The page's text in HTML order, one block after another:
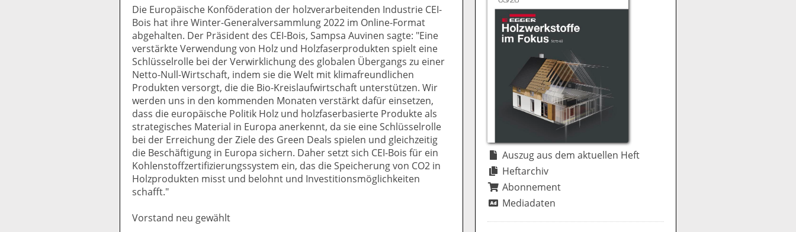
uf
F
ac
e
b
o
o
k
te
il
e
n
wi
tt
er
n
uf
Li
n
k
e
n
te
il
e
n
er
m
ai
l
er
se
n
d
e
n
ru
Die Europäische Konföderation der holzverarbeitenden Industrie CEI-
Bois hat ihre Winter-Generalversammlung 2022 im Online-Format
abgehalten. Der Präsident des CEI-Bois, Sampsa Auvinen sagte: "Eine
verstärkte Verwendung von Holz und Holzfaserprodukten spielt eine
Schlüsselrolle bei der Verwirklichung des globalen Übergangs zu einer
Netto-Null-Wirtschaft, indem sie die Welt mit klimafreundlichen
Produkten versorgt, die die Bio-Kreislaufwirtschaft unterstützen. Wir
werden uns in den kommenden Monaten verstärkt dafür einsetzen,
dass die europäische Politik Holz und holzfaserbasierte Produkte als
strategisches Material in Europa anerkennt, da sie eine Schlüsselrolle
bei der Erreichung der Ziele des Green Deals spielen und gleichzeitig
die Beschäftigung in Europa sichern. Daher setzt sich CEI-Bois für ein
Kohlenstoffzertifizierungssystem ein, das die Speicherung von CO2 in
Holzprodukten misst und belohnt und Investitionsmöglichkeiten
schafft."
Vorstand neu gewählt
Auszug aus dem aktuellen Heft
Heftarchiv
Abonnement
Mediadaten